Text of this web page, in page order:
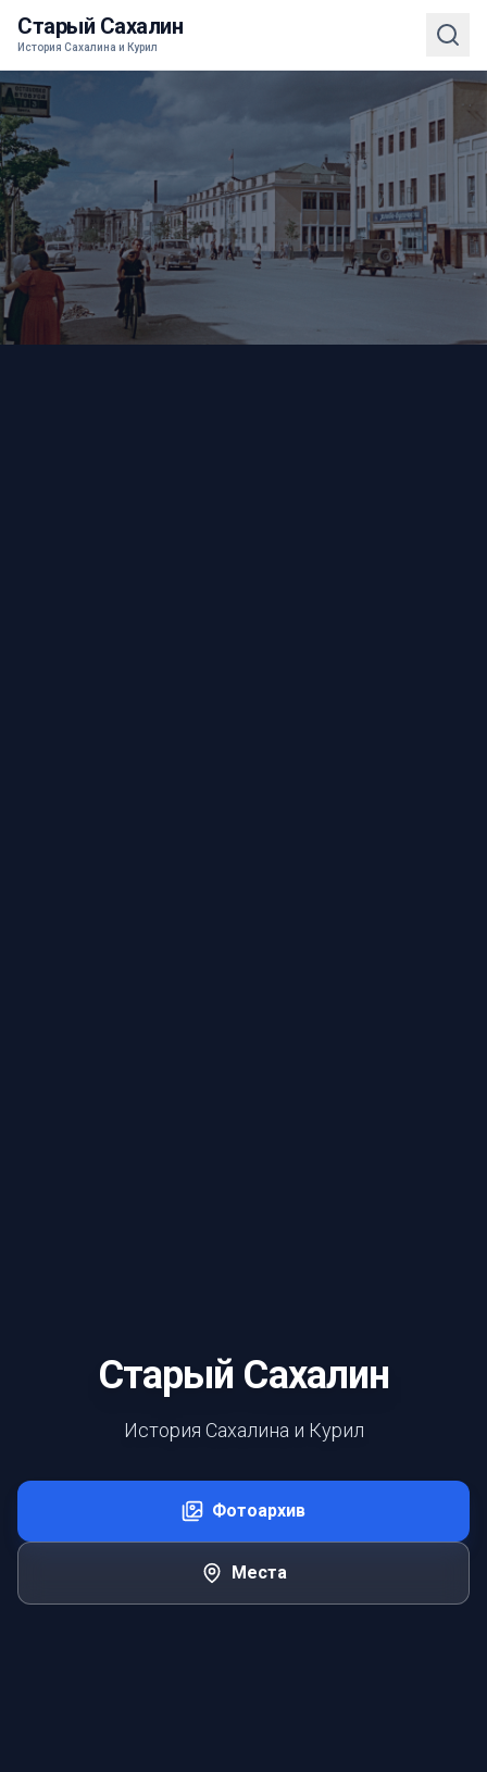
Старый Сахалин
История Сахалина и Курил
Старый Сахалин
История Сахалина и Курил
Фотоархив
Места